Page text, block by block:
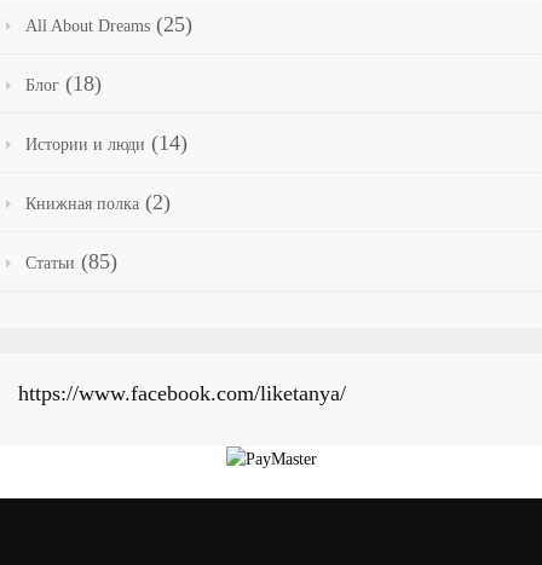
All About Dreams (25)
Блог (18)
Истории и люди (14)
Книжная полка (2)
Статьи (85)
https://www.facebook.com/liketanya/